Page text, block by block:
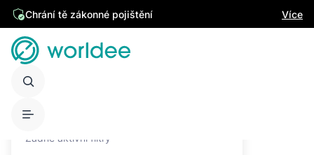
Chrání tě zákonné pojištění Více
Žádné aktivní filtry